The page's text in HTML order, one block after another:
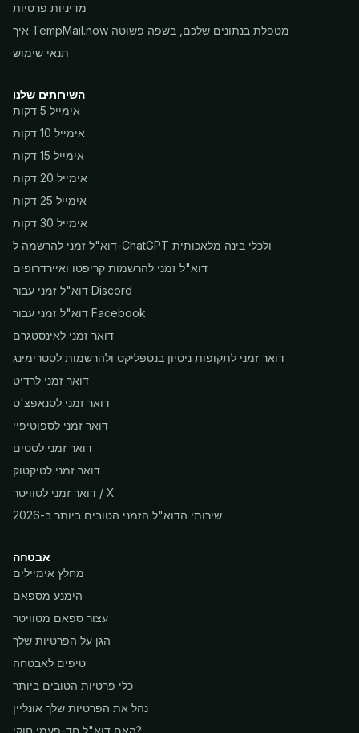
מדיניות פרטיות
איך TempMail.now מטפלת בנתונים שלכם, בשפה פשוטה
תנאי שימוש
השירותים שלנו
אימייל 5 דקות
אימייל 10 דקות
אימייל 15 דקות
אימייל 20 דקות
אימייל 25 דקות
אימייל 30 דקות
דוא"ל זמני להרשמה ל-ChatGPT ולכלי בינה מלאכותית
דוא"ל זמני להרשמות קריפטו ואיירדרופים
דוא"ל זמני עבור Discord
דוא"ל זמני עבור Facebook
דואר זמני לאינסטגרם
דואר זמני לתקופות ניסיון בנטפליקס ולהרשמות לסטרימינג
דואר זמני לרדיט
דואר זמני לסנאפצ'ט
דואר זמני לספוטיפיי
דואר זמני לסטים
דואר זמני לטיקטוק
דואר זמני לטוויטר / X
שירותי הדוא"ל הזמני הטובים ביותר ב-2026
אבטחה
מחלץ אימיילים
הימנע מספאם
עצור ספאם מטוויטר
הגן על הפרטיות שלך
טיפים לאבטחה
כלי פרטיות הטובים ביותר
נהל את הפרטיות שלך אונליין
האם דוא"ל חד-פעמי חוקי?